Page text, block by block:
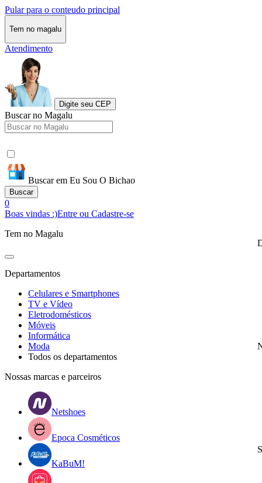
Pular para o conteudo principal
Tem no magalu
Atendimento
Digite seu CEP
Buscar no Magalu
Buscar em Eu Sou O Bichao
Buscar
0
Boas vindas :)Entre ou Cadastre-se
Tem no Magalu
Departamentos
Celulares e Smartphones
TV e Vídeo
Eletrodomésticos
Móveis
Informática
Moda
Todos os departamentos
Nossas marcas e parceiros
Netshoes
Epoca Cosméticos
KaBuM!